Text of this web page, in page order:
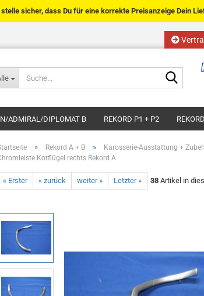
Sprache auswählen
Lieferland
sicher, dass Du für eine korrekte Preisanzeige Dein
ADMIRAL/DIPLOMAT B REKORD P1 + P2
» Rekord A + B » Karosserie-Ausstattung +
Kotflügel rechts Rekord A
« Erster « zurück weiter » Letzter » 38 Artikel in